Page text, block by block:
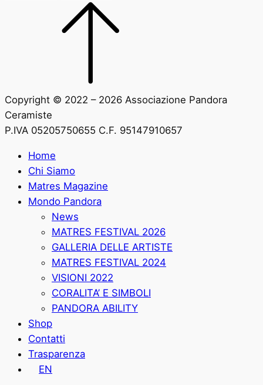
Copyright © 2022 – 2026 Associazione Pandora
Ceramiste
P.IVA 05205750655 C.F. 95147910657
Home
Chi Siamo
Matres Magazine
Mondo Pandora
News
MATRES FESTIVAL 2026
GALLERIA DELLE ARTISTE
MATRES FESTIVAL 2024
VISIONI 2022
CORALITA’ E SIMBOLI
PANDORA ABILITY
Shop
Contatti
Trasparenza
EN